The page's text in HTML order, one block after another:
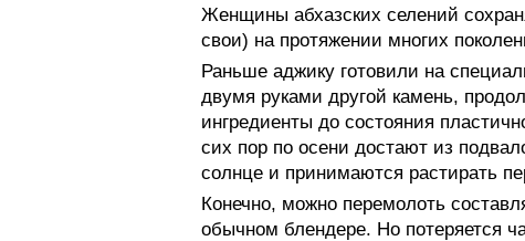
Женщины абхазских селений
свои) на протяжении многих
Раньше аджику готовили на
двумя руками другой камень,
ингредиенты до состояния
сих пор по осени достают из
солнце и принимаются растирать
Конечно, можно перемолоть
обычном блендере. Но потеряется